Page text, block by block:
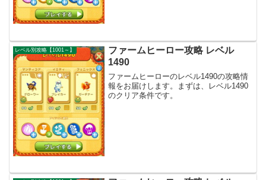
レベル別攻略【1001～】
ファームヒーロー攻略 レベル
1490
ファームヒーローのレベル1490の攻略情
報をお届けします。まずは、レベル1490
のクリア条件です。